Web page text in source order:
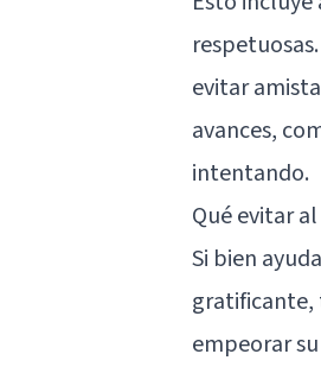
evitar
avances,
intentando.
Qué evitar
Si bien
gratificante,
empeorar